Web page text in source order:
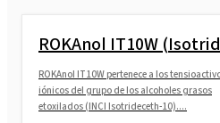
ROKAnol IT10W
ROKAnol IT10W pertenece a los
iónicos del grupo de los alcoholes grasos
etoxilados (INCI Isotrideceth-10)....